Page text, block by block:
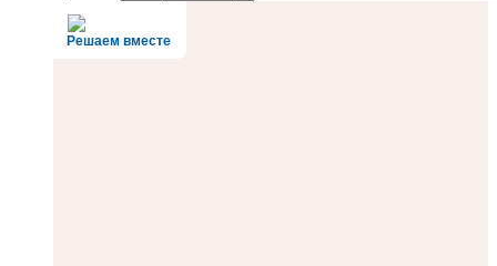
Решаем вместе